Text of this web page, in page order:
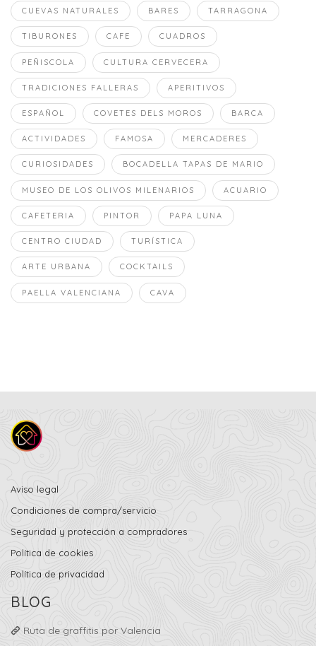
CUEVAS NATURALES BARES TARRAGONA
TIBURONES CAFE CUADROS
PEÑISCOLA CULTURA CERVECERA
TRADICIONES FALLERAS APERITIVOS
ESPAÑOL COVETES DELS MOROS BARCA
ACTIVIDADES FAMOSA MERCADERES
CURIOSIDADES BOCADELLA TAPAS DE MARIO
MUSEO DE LOS OLIVOS MILENARIOS ACUARIO
CAFETERIA PINTOR PAPA LUNA
CENTRO CIUDAD TURÍSTICA
ARTE URBANA COCKTAILS
PAELLA VALENCIANA CAVA
Aviso legal
Condiciones de compra/servicio
Seguridad y protección a compradores
Política de cookies
Política de privacidad
BLOG
Ruta de graffitis por Valencia